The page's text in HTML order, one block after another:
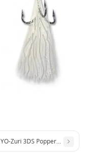
(4.5m)
Zuri 3DS Popper 65mm